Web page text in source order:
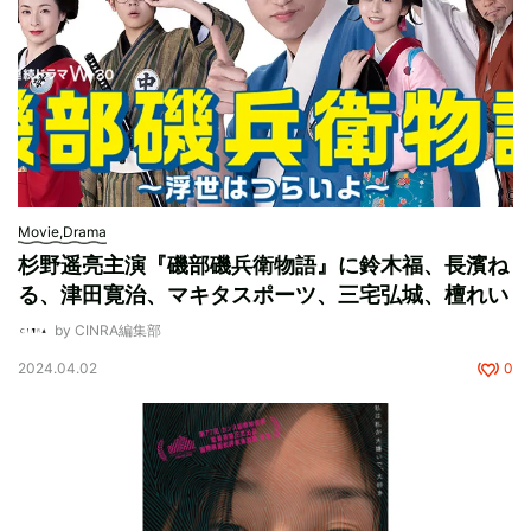
Movie,Drama
杉野遥亮主演『磯部磯兵衛物語』に鈴木福、長濱ね
る、津田寛治、マキタスポーツ、三宅弘城、檀れい
by CINRA編集部
2024.04.02 0